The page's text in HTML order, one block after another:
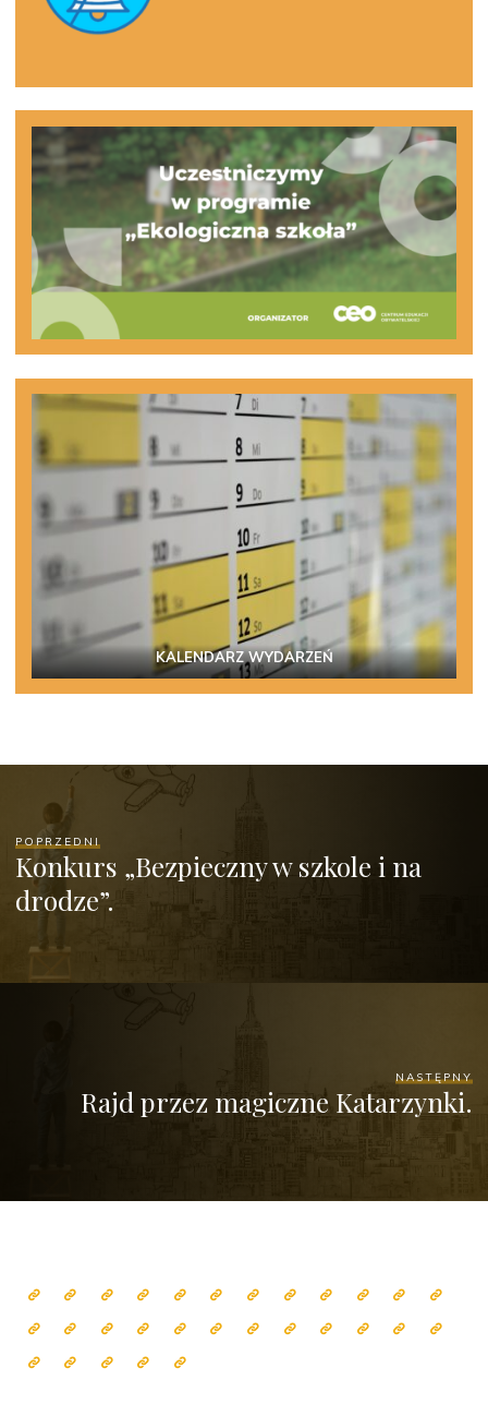
KALENDARZ WYDARZEŃ
POPRZEDNI
Konkurs „Bezpieczny w szkole i na
drodze”.
NASTĘPNY
Rajd przez magiczne Katarzynki.